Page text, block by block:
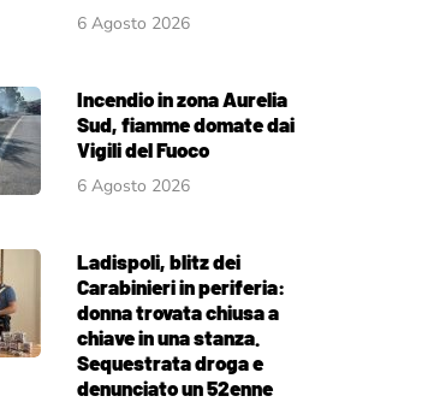
6 Agosto 2026
Incendio in zona Aurelia
Sud, fiamme domate dai
Vigili del Fuoco
6 Agosto 2026
Ladispoli, blitz dei
Carabinieri in periferia:
donna trovata chiusa a
chiave in una stanza.
Sequestrata droga e
denunciato un 52enne